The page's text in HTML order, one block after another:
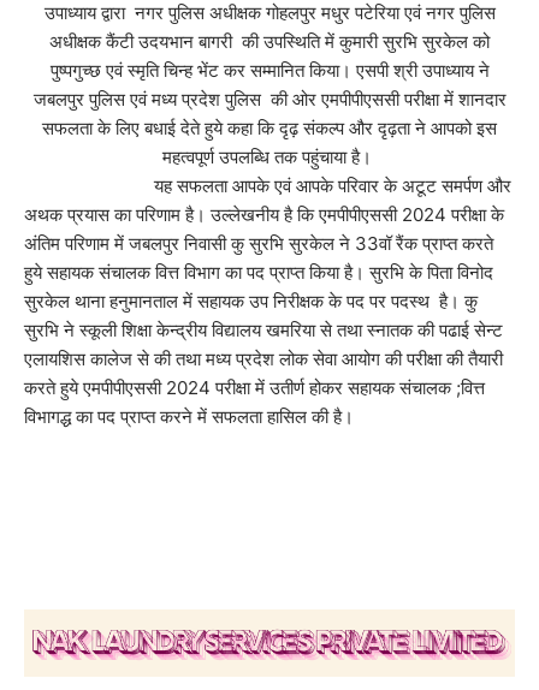
उपाध्याय द्वारा नगर पुलिस अधीक्षक गोहलपुर मधुर पटेरिया एवं नगर पुलिस
अधीक्षक कैंटी उदयभान बागरी की उपस्थिति में कुमारी सुरभि सुरकेल को
पुष्पगुच्छ एवं स्मृति चिन्ह भेंट कर सम्मानित किया। एसपी श्री उपाध्याय ने
जबलपुर पुलिस एवं मध्य प्रदेश पुलिस की ओर एमपीपीएससी परीक्षा में शानदार
सफलता के लिए बधाई देते हुये कहा कि दृढ़ संकल्प और दृढ़ता ने आपको इस
महत्वपूर्ण उपलब्धि तक पहुंचाया है।
यह सफलता आपके एवं आपके परिवार के अटूट समर्पण और
अथक प्रयास का परिणाम है। उल्लेखनीय है कि एमपीपीएससी 2024 परीक्षा के
अंतिम परिणाम में जबलपुर निवासी कु सुरभि सुरकेल ने 33वॉ रैंक प्राप्त करते
हुये सहायक संचालक वित्त विभाग का पद प्राप्त किया है। सुरभि के पिता विनोद
सुरकेल थाना हनुमानताल में सहायक उप निरीक्षक के पद पर पदस्थ है। कु
सुरभि ने स्कूली शिक्षा केन्द्रीय विद्यालय खमरिया से तथा स्नातक की पढाई सेन्ट
एलायशिस कालेज से की तथा मध्य प्रदेश लोक सेवा आयोग की परीक्षा की तैयारी
करते हुये एमपीपीएससी 2024 परीक्षा में उतीर्ण होकर सहायक संचालक ;वित्त
विभागद्ध का पद प्राप्त करने में सफलता हासिल की है।